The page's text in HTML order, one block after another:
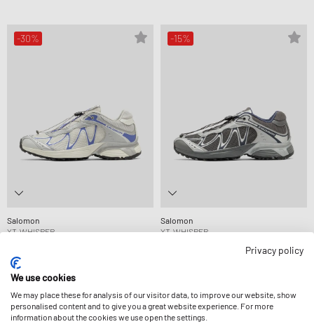
-30%
Salomon
XT-WHISPER
-15%
Salomon
XT-WHISPER
Privacy policy
We use cookies
We may place these for analysis of our visitor data, to improve our website, show
personalised content and to give you a great website experience. For more
information about the cookies we use open the settings.